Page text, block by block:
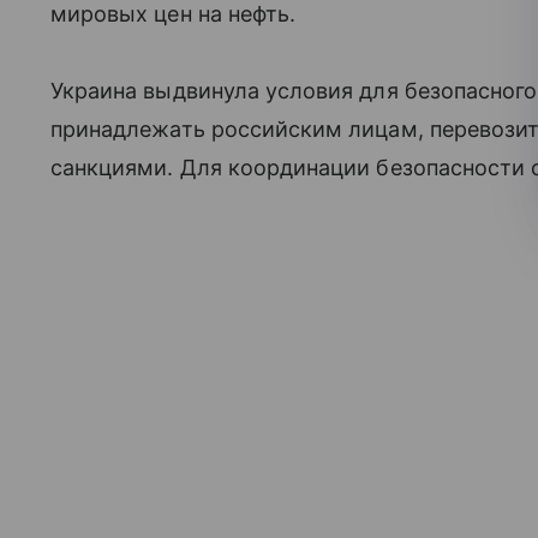
мировых цен на нефть.
Украина выдвинула условия для
принадлежать российским лицам,
санкциями. Для координации безопасности